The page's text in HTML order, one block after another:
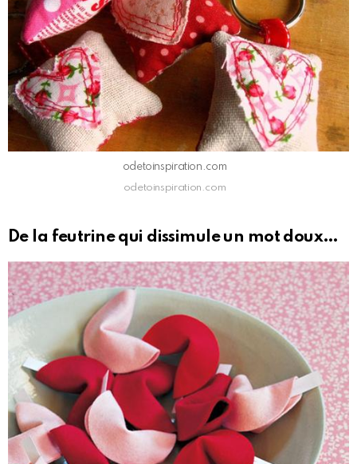
odetoinspiration.com
odetoinspiration.com
De la feutrine qui dissimule un mot doux…